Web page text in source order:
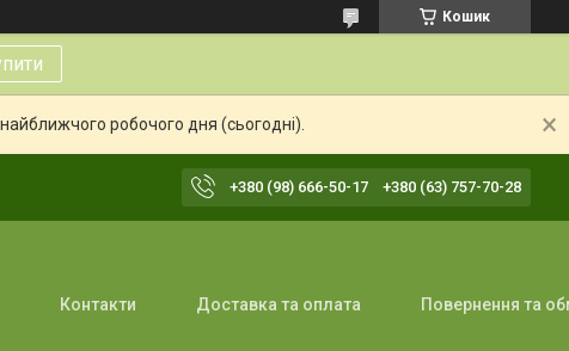
Кошик
робочого дня (сьогодні).
+380 (98) 666-50-17 +380 (63) 757-70-28
Контакти Доставка та оплата Повернення та